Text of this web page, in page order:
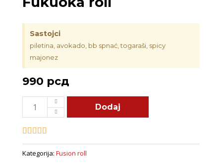
Sastojci
piletina, avokado, bb spnać, togaraši, spicy
majonez
990 рсд
Fukuoka
roll
Dodaj
Kategorija: Fusion roll